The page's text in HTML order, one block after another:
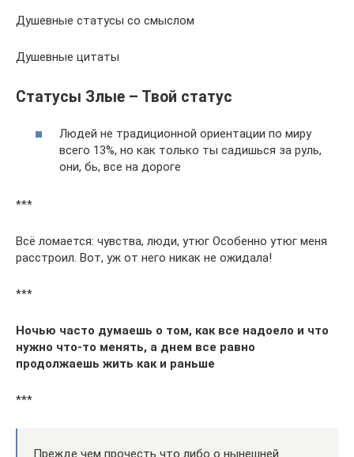
Душевные статусы со смыслом
Душевные цитаты
Статусы Злые – Твой статус
Людей не традиционной ориентации по миру
всего 13%, но как только ты садишься за руль,
они, бь, все на дороге
***
Всё ломается: чувства, люди, утюг Особенно утюг меня
расстроил. Вот, уж от него никак не ожидала!
***
Ночью часто думаешь о том, как все надоело и что
нужно что-то менять, а днем все равно
продолжаешь жить как и раньше
***
Прежде чем прочесть что либо о нынешней